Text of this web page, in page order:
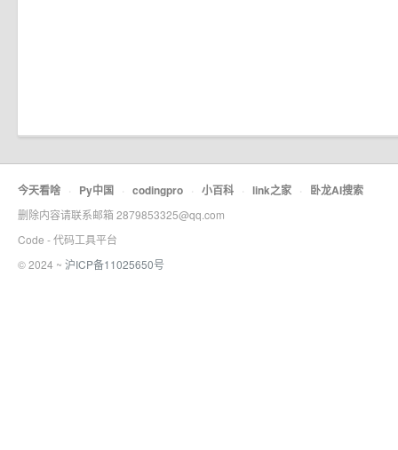
今天看啥 · Py中国 · codingpro · 小百科 · link之家 · 卧龙AI搜索
删除内容请联系邮箱 2879853325@qq.com
Code - 代码工具平台
© 2024 ~ 沪ICP备11025650号